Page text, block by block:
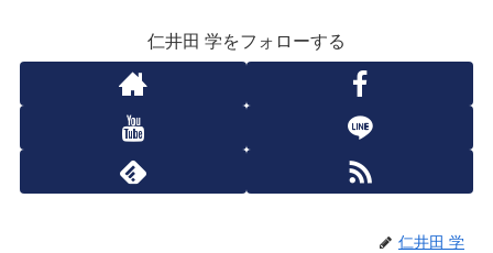
仁井田 学をフォローする
仁井田 学